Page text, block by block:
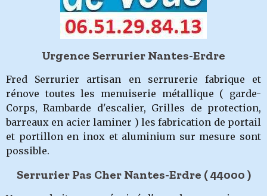
Urgence Serrurier Nantes-Erdre
Fred Serrurier artisan en serrurerie fabrique et
rénove toutes les menuiserie métallique ( garde-
Corps, Rambarde d'escalier, Grilles de protection,
barreaux en acier laminer ) les fabrication de portail
et portillon en inox et aluminium sur mesure sont
possible.
Serrurier Pas Cher Nantes-Erdre ( 44000 )